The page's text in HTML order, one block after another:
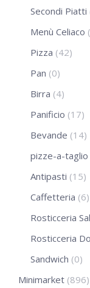
Secondi Piatti
Menù Celiaco
Pizza (42)
Pan (0)
Birra (4)
Panificio (17)
Bevande (14)
pizze-a-taglio
Antipasti (15)
Caffetteria (6)
Rosticceria
Rosticceria
Sandwich (0)
Minimarket (896)